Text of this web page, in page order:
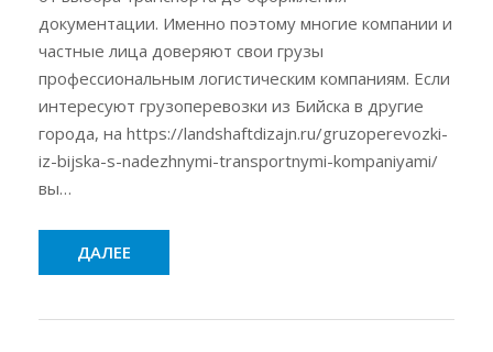
документации. Именно поэтому многие компании и
частные лица доверяют свои грузы
профессиональным логистическим компаниям. Если
интересуют грузоперевозки из Бийска в другие
города, на https://landshaftdizajn.ru/gruzoperevozki-
iz-bijska-s-nadezhnymi-transportnymi-kompaniyami/
вы…
ДАЛЕЕ